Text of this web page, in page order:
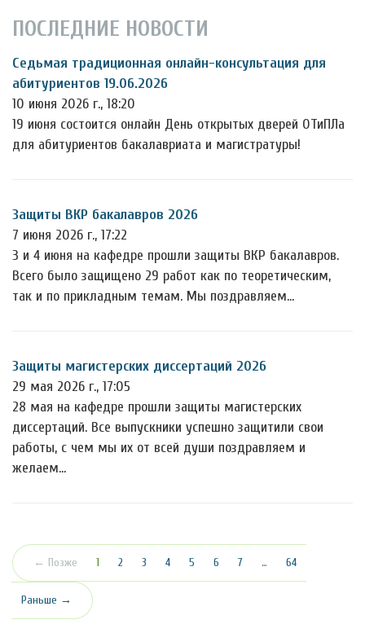
ПОСЛЕДНИЕ НОВОСТИ
Седьмая традиционная онлайн-консультация для
абитуриентов 19.06.2026
10 июня 2026 г., 18:20
19 июня состоится онлайн День открытых дверей ОТиПЛа
для абитуриентов бакалавриата и магистратуры!
Защиты ВКР бакалавров 2026
7 июня 2026 г., 17:22
3 и 4 июня на кафедре прошли защиты ВКР бакалавров.
Всего было защищено 29 работ как по теоретическим,
так и по прикладным темам. Мы поздравляем…
Защиты магистерских диссертаций 2026
29 мая 2026 г., 17:05
28 мая на кафедре прошли защиты магистерских
диссертаций. Все выпускники успешно защитили свои
работы, с чем мы их от всей души поздравляем и
желаем…
← Позже 1 (текущая)
2 3 4 5 6 7 … 64
Раньше →